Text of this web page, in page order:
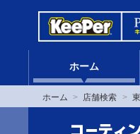
ホーム
ホーム 店舗検索